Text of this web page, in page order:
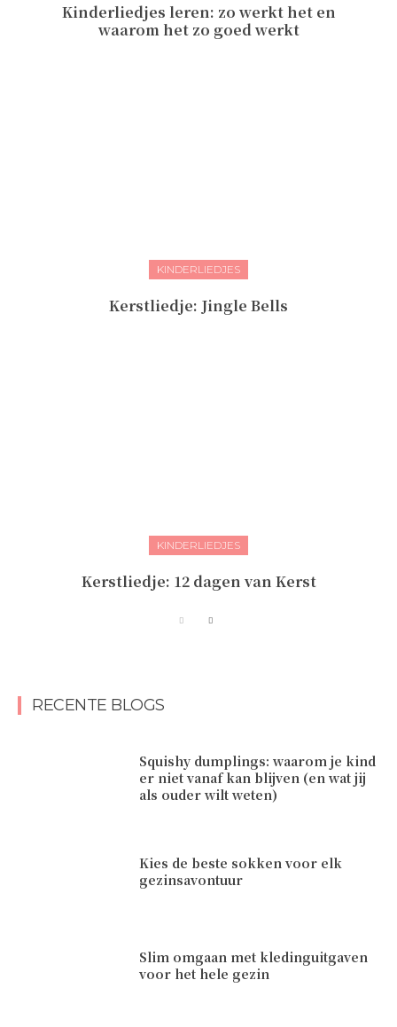
Kinderliedjes leren: zo werkt het en
waarom het zo goed werkt
KINDERLIEDJES
Kerstliedje: Jingle Bells
KINDERLIEDJES
Kerstliedje: 12 dagen van Kerst
RECENTE BLOGS
Squishy dumplings: waarom je kind
er niet vanaf kan blijven (en wat jij
als ouder wilt weten)
Kies de beste sokken voor elk
gezinsavontuur
Slim omgaan met kledinguitgaven
voor het hele gezin